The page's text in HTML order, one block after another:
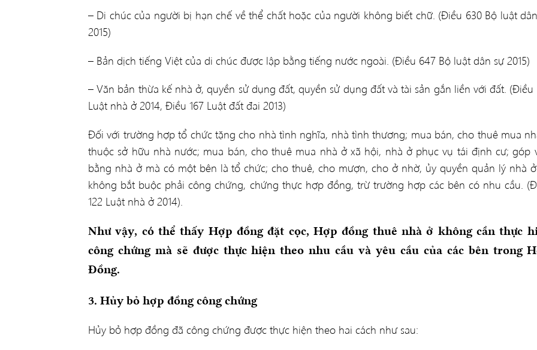
– Di chúc của người bị hạn chế về thể chất hoặc của người không biết chữ. (Điều 630 Bộ luật
2015)
– Bản dịch tiếng Việt của di chúc được lập bằng tiếng nước ngoài. (Điều 647 Bộ luật dân sự 2015)
– Văn bản thừa kế nhà ở, quyền sử dụng đất, quyền sử dụng đất và tài sản gắn liền với đất. (Điều
Luật nhà ở 2014, Điều 167 Luật đất đai 2013)
Đối với trường hợp tổ chức tặng cho nhà tình nghĩa, nhà tình thương; mua bán, cho thuê mua
thuộc sở hữu nhà nước; mua bán, cho thuê mua nhà ở xã hội, nhà ở phục vụ tái định cư; góp
bằng nhà ở mà có một bên là tổ chức; cho thuê, cho mượn, cho ở nhờ, ủy quyền quản lý nhà
không bắt buộc phải công chứng, chứng thực hợp đồng, trừ trường hợp các bên có nhu cầu.
122 Luật nhà ở 2014).
Như vậy, có thể thấy Hợp đồng đặt cọc, Hợp đồng thuê nhà ở không cần thực
công chứng mà sẽ được thực hiện theo nhu cầu và yêu cầu của các bên trong
Đồng.
3. Hủy bỏ hợp đồng công chứng
Hủy bỏ hợp đồng đã công chứng được thực hiện theo hai cách như sau: